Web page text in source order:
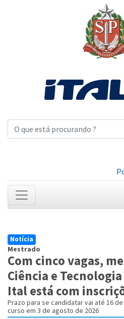
Notícia
Mestrado
Com cinco vagas,
Ciência e
Ital está com
Prazo para se candidatar vai até 16
curso em 3 de agosto de 2026